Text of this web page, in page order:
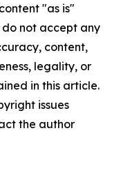
"as is"
not accept any
content,
legality, or
in this article.
issues
the author